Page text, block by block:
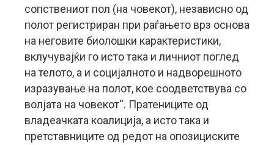
сопствениот пол (на човекот), независно од
полот регистриран при раѓањето врз основа
на неговите биолошки карактеристики,
вклучувајќи го исто така и личниот поглед
на телото, а и социјалното и надворешното
изразување на полот, кое соодветствува со
волјата на човекот“. Пратениците од
владеачката коалиција, а исто така и
претставниците од редот на опозициските